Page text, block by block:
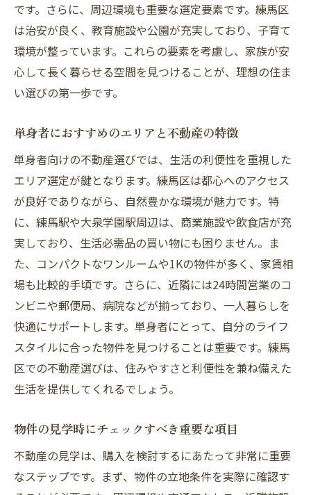
練馬区での快適な生活を実現するヒント
東京都心へ快適アクセス練馬区の不動産情報最
新トレンド
最新の交通事情とアクセスの利便性
エリア別の最新不動産トレンド解析
練馬区の不動産価格動向と将来予測
注目の再開発プロジェクトとその影響
練馬区の新築物件と中古物件の比較
地域特性と住環境練馬区で不動産を選ぶ際の重
要ポイント
練馬区の地域特性がもたらす生活の質
住環境に影響を与える要素と選び方
地域の医療施設と健康維持のサポート
練馬区の文化財と歴史的建造物の魅力
地元住民が誇る練馬区の特色
地域コミュニティの活動と参加のメリット
での住まい探し
ライフスタイルに応じた物件の選び方
ペットと暮らせる練馬区のおすすめ物件
です。さらに、周辺環境も重要な選定要素です。練馬区
は治安が良く、教育施設や公園が充実しており、子育て
環境が整っています。これらの要素を考慮し、家族が安
心して長く暮らせる空間を見つけることが、理想の住ま
い選びの第一歩です。
単身者におすすめのエリアと不動産の特徴
単身者向けの不動産選びでは、生活の利便性を重視した
エリア選定が鍵となります。練馬区は都心へのアクセス
が良好でありながら、自然豊かな環境が魅力です。特
に、練馬駅や大泉学園駅周辺は、商業施設や飲食店が充
実しており、生活必需品の買い物にも困りません。ま
た、コンパクトなワンルームや1Kの物件が多く、家賃相
場も比較的手頃です。さらに、近隣には24時間営業のコ
ンビニや郵便局、病院などが揃っており、一人暮らしを
快適にサポートします。単身者にとって、自分のライフ
スタイルに合った物件を見つけることは重要です。練馬
区での不動産選びは、住みやすさと利便性を兼ね備えた
生活を提供してくれるでしょう。
物件の見学時にチェックすべき重要な項目
不動産の見学は、購入を検討するにあたって非常に重要
なステップです。まず、物件の立地条件を実際に確認す